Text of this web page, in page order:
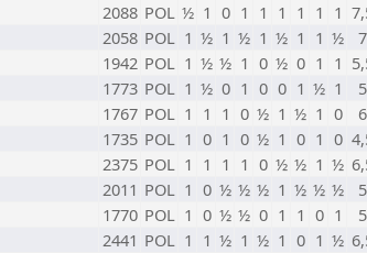
2088 POL ½ 1 0 1 1 1 1 1 1
2058 POL 1 ½ 1 ½ 1 ½ 1 1 ½ 7
1942 POL 1 ½ ½ 1 0 ½ 0 1 1
1773 POL 1 ½ 0 1 0 0 1 ½ 1 5
1767 POL 1 1 1 0 ½ 1 ½ 1 0 6
1735 POL 1 0 1 0 ½ 1 0 1 0
2375 POL 1 1 1 1 0 ½ ½ 1 ½
2011 POL 1 0 ½ ½ ½ 1 ½ ½ ½ 5
1770 POL 1 0 ½ ½ 0 1 1 0 1 5
2441 POL 1 1 ½ 1 ½ 1 0 1 ½